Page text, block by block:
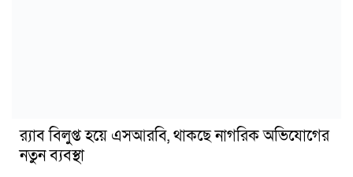
র‍্যাব বিলুপ্ত হয়ে এসআরবি, থাকছে নাগরিক অভিযোগের
নতুন ব্যবস্থা